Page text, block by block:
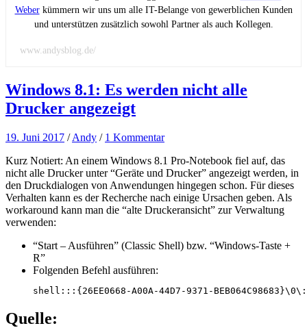
Weberkümmern wir uns um alle IT-Belange von gewerblichen Kunden
und unterstützen zusätzlich sowohl Partner als auch Kollegen.
www.andysblog.de/
Windows 8.1: Es werden nicht alle
Drucker angezeigt
19. Juni 2017 /Andy / 1 Kommentar
Kurz Notiert: An einem Windows 8.1 Pro-Notebook fiel auf, das
nicht alle Drucker unter “Geräte und Drucker” angezeigt werden, in
den Druckdialogen von Anwendungen hingegen schon. Für dieses
Verhalten kann es der Recherche nach einige Ursachen geben. Als
workaround kann man die “alte Druckeransicht” zur Verwaltung
verwenden:
“Start – Ausführen” (Classic Shell) bzw. “Windows-Taste +
R”
Folgenden Befehl ausführen:
shell:::{26EE0668-A00A-44D7-9371-
Quelle: